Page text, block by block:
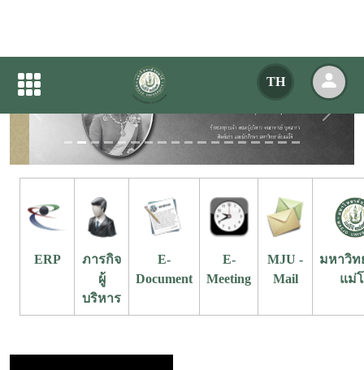
TH
Next
ERP
ภารกิจ
ผู้
บริหาร
E-
Document
E-
Meeting
MJU -
Mail
มหาวิท
แม่